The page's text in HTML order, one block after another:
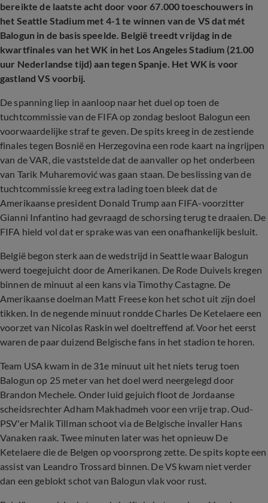
bereikte de laatste acht door voor 67.000 toeschouwers in
het Seattle Stadium met 4-1 te winnen van de VS dat mét
Balogun in de basis speelde. België treedt vrijdag in de
kwartfinales van het WK in het Los Angeles Stadium (21.00
uur Nederlandse tijd) aan tegen Spanje. Het WK is voor
gastland VS voorbij.
De spanning liep in aanloop naar het duel op toen de
tuchtcommissie van de FIFA op zondag besloot Balogun een
voorwaardelijke straf te geven. De spits kreeg in de zestiende
finales tegen Bosnië en Herzegovina een rode kaart na ingrijpen
van de VAR, die vaststelde dat de aanvaller op het onderbeen
van Tarik Muharemović was gaan staan. De beslissing van de
tuchtcommissie kreeg extra lading toen bleek dat de
Amerikaanse president Donald Trump aan FIFA-voorzitter
Gianni Infantino had gevraagd de schorsing terug te draaien. De
FIFA hield vol dat er sprake was van een onafhankelijk besluit.
België begon sterk aan de wedstrijd in Seattle waar Balogun
werd toegejuicht door de Amerikanen. De Rode Duivels kregen
binnen de minuut al een kans via Timothy Castagne. De
Amerikaanse doelman Matt Freese kon het schot uit zijn doel
tikken. In de negende minuut rondde Charles De Ketelaere een
voorzet van Nicolas Raskin wel doeltreffend af. Voor het eerst
waren de paar duizend Belgische fans in het stadion te horen.
Team USA kwam in de 31e minuut uit het niets terug toen
Balogun op 25 meter van het doel werd neergelegd door
Brandon Mechele. Onder luid gejuich floot de Jordaanse
scheidsrechter Adham Makhadmeh voor een vrije trap. Oud-
PSV'er Malik Tillman schoot via de Belgische invaller Hans
Vanaken raak. Twee minuten later was het opnieuw De
Ketelaere die de Belgen op voorsprong zette. De spits kopte een
assist van Leandro Trossard binnen. De VS kwam niet verder
dan een geblokt schot van Balogun vlak voor rust.